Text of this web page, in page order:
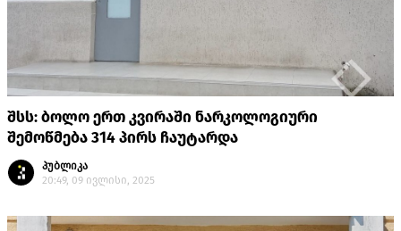
შსს: ბოლო ერთ კვირაში ნარკოლოგიური
შემოწმება 314 პირს ჩაუტარდა
პუბლიკა
20:49, 09 ივლისი, 2025